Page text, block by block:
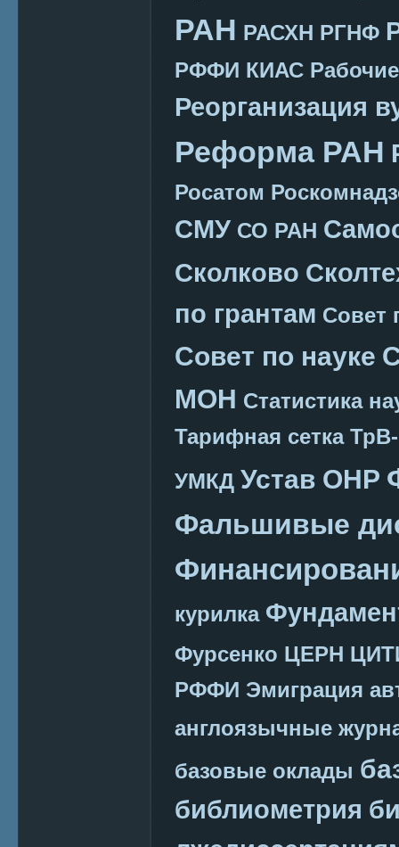
РАН РАСХН РГНФ
РФФИ КИАС
Реорганизация
Реформа РАН
Росатом
СМУ СО РАН
Сколково
по грантам Совет
Совет по науке
МОН Статистика
Тарифная сетка
УМКД Устав ОНР
Фальшивые
курилка
Фурсенко ЦЕРН
РФФИ Эмиграция
англоязычные
базовые оклады
библиометрия